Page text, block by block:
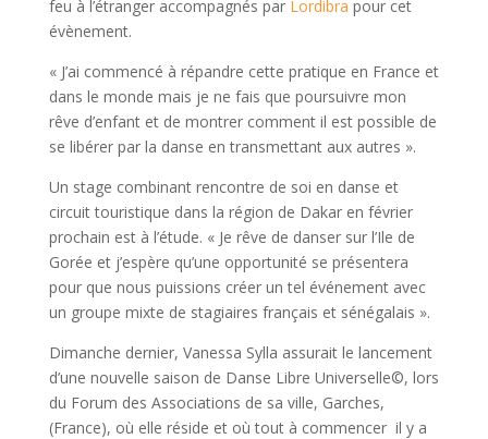
feu à l’étranger accompagnés par Lordibra pour cet
évènement.
« J’ai commencé à répandre cette pratique en France et
dans le monde mais je ne fais que poursuivre mon
rêve d’enfant et de montrer comment il est possible de
se libérer par la danse en transmettant aux autres ».
Un stage combinant rencontre de soi en danse et
circuit touristique dans la région de Dakar en février
prochain est à l’étude. « Je rêve de danser sur l’Ile de
Gorée et j’espère qu’une opportunité se présentera
pour que nous puissions créer un tel événement avec
un groupe mixte de stagiaires français et sénégalais ».
Dimanche dernier, Vanessa Sylla assurait le lancement
d’une nouvelle saison de Danse Libre Universelle©, lors
du Forum des Associations de sa ville, Garches,
(France), où elle réside et où tout à commencer il y a